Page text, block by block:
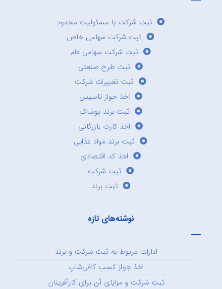
ثبت شرکت با مسئولیت محدود
ثبت شرکت سهامی خاص
ثبت شرکت سهامی عام
ثبت طرح صنعتی
ثبت تغییرات شرکت
اخذ جواز تاسیس
ثبت برند پوشاک
اخذ کارت بازرگانی
ثبت برند مواد غذایی
اخذ کد اقتصادی
ثبت شرکت
ثبت برند
نوشته‌های تازه
ادارات مربوط به ثبت شرکت و برند
اخذ جواز کسب کافی‌شاپ
ثبت شرکت و مزایای آن برای کارآفرینان